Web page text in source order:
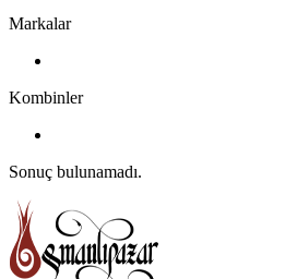
Markalar
Kombinler
Sonuç bulunamadı.